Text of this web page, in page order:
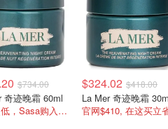
$734.00
奇迹晚霜 60ml
全网史低，Sasa购入$699
$324.02 $418.00
La Mer 奇迹晚霜
官网$410, 在这买立